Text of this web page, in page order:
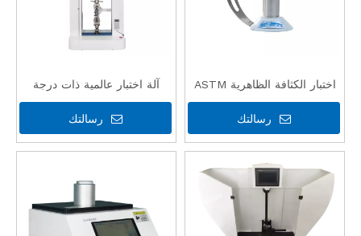
آلة اختبار عالمية ذات درجة
حرارة عالية عالية الجودة مع CE
رسالتك
اختبار الكثافة الظاهرية ASTM
مع ISO للبلاستيك
رسالتك